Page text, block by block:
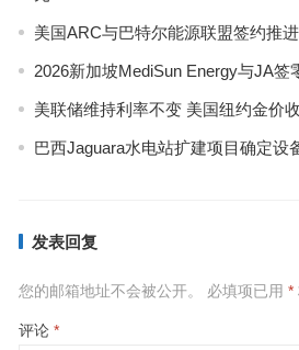
美国ARC与巴特尔能源联盟签约推
2026新加坡MediSun Energy与JA签
美联储维持利率不变 美国纽约金价
巴西Jaguara水电站扩建项目确定设
发表回复
您的邮箱地址不会被公开。 必填项已用 *
评论 *